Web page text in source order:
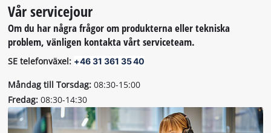
Vår servicejour
Om du har några frågor om produkterna eller tekniska
problem, vänligen kontakta vårt serviceteam.
SE telefonväxel: +46 31 361 35 40
Måndag till Torsdag:08:30-15:00
Fredag:08:30-14:30